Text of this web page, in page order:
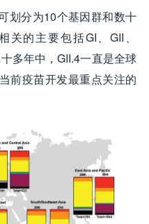
划分为10个基因群和数十
的主要包括GI、GII、
多年中，GII.4一直是全球
前疫苗开发最重点关注的